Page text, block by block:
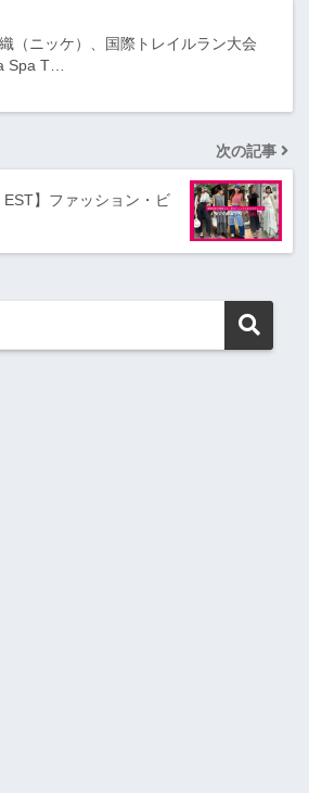
（ニッケ）、国際トレイルラン大会
Spa T…
次の記事
EST】ファッション・ビ